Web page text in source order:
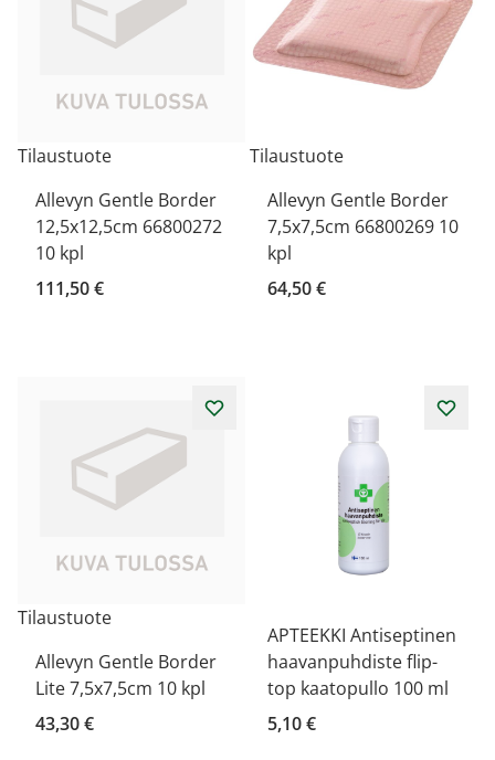
Tilaustuote
Allevyn Gentle Border
12,5x12,5cm 66800272
10 kpl
111,50 €
Tilaustuote
Allevyn Gentle Border
7,5x7,5cm 66800269 10
kpl
64,50 €
Tilaustuote
Allevyn Gentle Border
Lite 7,5x7,5cm 10 kpl
43,30 €
APTEEKKI Antiseptinen
haavanpuhdiste flip-
top kaatopullo 100 ml
5,10 €